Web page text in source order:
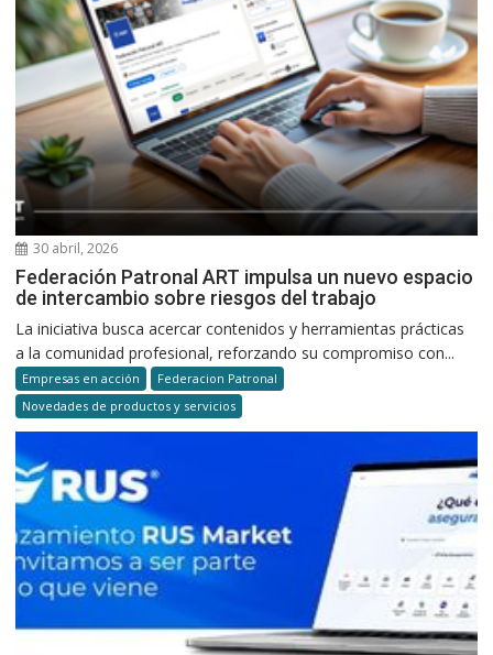
30 abril, 2026
Federación Patronal ART impulsa un nuevo espacio
de intercambio sobre riesgos del trabajo
La iniciativa busca acercar contenidos y herramientas prácticas
a la comunidad profesional, reforzando su compromiso con...
Empresas en acción
Federacion Patronal
Novedades de productos y servicios